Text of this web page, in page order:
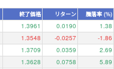
終了価格 リターン 騰落率 (%)
1.3961 0.0190
1.38
1.3548 -0.0257
-1.86
1.3709 0.0359
2.69
1.3628 0.0758
5.89